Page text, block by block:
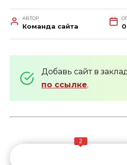
АВТОР
Команда сайта
Добавь сайт в
по ссылке.
2